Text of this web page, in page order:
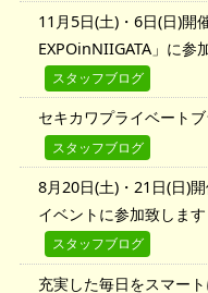
11月5日(土)・6日(日)開
EXPOinNIIGATA」に参
スタッフブログ
セキカワプライベート
スタッフブログ
8月20日(土)・21日(日)
イベントに参加致します
スタッフブログ
充実した毎日をスマー